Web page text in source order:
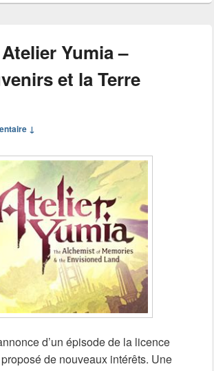
Yumia –
et la Terre
↓
d’un épisode de la licence
de nouveaux intérêts. Une